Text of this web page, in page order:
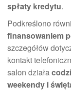
spłaty kredytu.
Podkreślono
finansowaniem
szczegółów
kontakt
salon działa
weekendy i